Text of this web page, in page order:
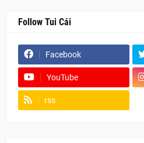
Follow Tui Cái
Facebook
YouTube
rss